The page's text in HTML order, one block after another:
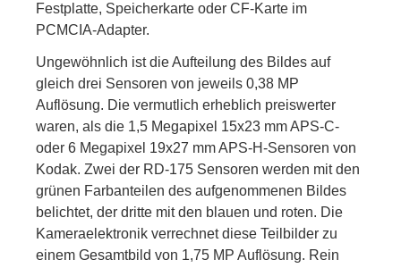
Festplatte, Speicherkarte oder CF-Karte im
PCMCIA-Adapter.
Ungewöhnlich ist die Aufteilung des Bildes auf
gleich drei Sensoren von jeweils 0,38 MP
Auflösung. Die vermutlich erheblich preiswerter
waren, als die 1,5 Megapixel 15x23 mm APS-C-
oder 6 Megapixel 19x27 mm APS-H-Sensoren von
Kodak. Zwei der RD-175 Sensoren werden mit den
grünen Farbanteilen des aufgenommenen Bildes
belichtet, der dritte mit den blauen und roten. Die
Kameraelektronik verrechnet diese Teilbilder zu
einem Gesamtbild von 1,75 MP Auflösung. Rein